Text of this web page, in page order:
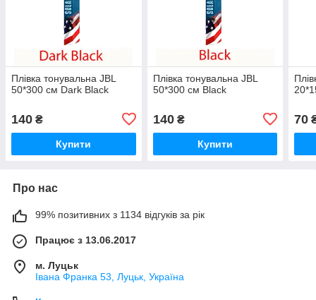
Плівка тонувальна JBL
50*300 см Dark Black
140 ₴
Купити
Плівка тонувальна JBL
50*300 см Black
140₴
Купити
70
Про нас
99% позитивних з 1134 відгуків за рік
Працює з 13.06.2017
м. Луцьк
Івана Франка 53, Луцьк, Україна